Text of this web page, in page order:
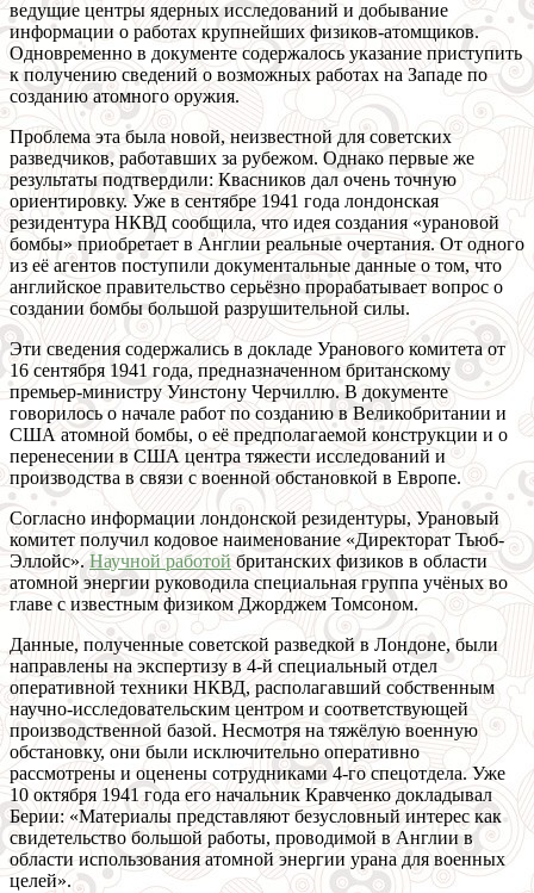
ведущие центры ядерных исследований и добывание
информации о работах крупнейших физиков-атомщиков.
Одновременно в документе содержалось указание приступить
к получению сведений о возможных работах на Западе по
созданию атомного оружия.
Проблема эта была новой, неизвестной для советских
разведчиков, работавших за рубежом. Однако первые же
результаты подтвердили: Квасников дал очень точную
ориентировку. Уже в сентябре 1941 года лондонская
резидентура НКВД сообщила, что идея создания «урановой
бомбы» приобретает в Англии реальные очертания. От одного
из её агентов поступили документальные данные о том, что
английское правительство серьёзно прорабатывает вопрос о
создании бомбы большой разрушительной силы.
Эти сведения содержались в докладе Уранового комитета от
16 сентября 1941 года, предназначенном британскому
премьер-министру Уинстону Черчиллю. В документе
говорилось о начале работ по созданию в Великобритании и
США атомной бомбы, о её предполагаемой конструкции и о
перенесении в США центра тяжести исследований и
производства в связи с военной обстановкой в Европе.
Согласно информации лондонской резидентуры, Урановый
комитет получил кодовое наименование «Директорат Тьюб-
Эллойс».Научной работойбританских физиков в области
атомной энергии руководила специальная группа учёных во
главе с известным физиком Джорджем Томсоном.
Данные, полученные советской разведкой в Лондоне, были
направлены на экспертизу в 4-й специальный отдел
оперативной техники НКВД, располагавший собственным
научно-исследовательским центром и соответствующей
производственной базой. Несмотря на тяжёлую военную
обстановку, они были исключительно оперативно
рассмотрены и оценены сотрудниками 4-го спецотдела. Уже
10 октября 1941 года его начальник Кравченко докладывал
Берии: «Материалы представляют безусловный интерес как
свидетельство большой работы, проводимой в Англии в
области использования атомной энергии урана для военных
целей».